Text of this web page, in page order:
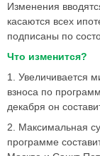
Изменения
касаются всех
подписаны по
Что изменится?
1. Увеличивается
взноса по
декабря он
2. Максимальная
программе